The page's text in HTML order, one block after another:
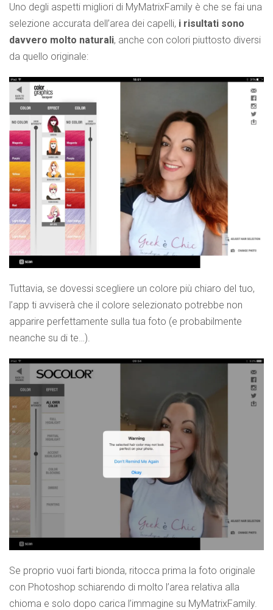
Uno degli aspetti migliori di MyMatrixFamily è che se fai una
selezione accurata dell’area dei capelli, i risultati sono
davvero molto naturali, anche con colori piuttosto diversi
da quello originale:
Tuttavia, se dovessi scegliere un colore più chiaro del tuo,
l’app ti avviserà che il colore selezionato potrebbe non
apparire perfettamente sulla tua foto (e probabilmente
neanche su di te…).
Se proprio vuoi farti bionda, ritocca prima la foto originale
con Photoshop schiarendo di molto l’area relativa alla
chioma e solo dopo carica l’immagine su MyMatrixFamily.